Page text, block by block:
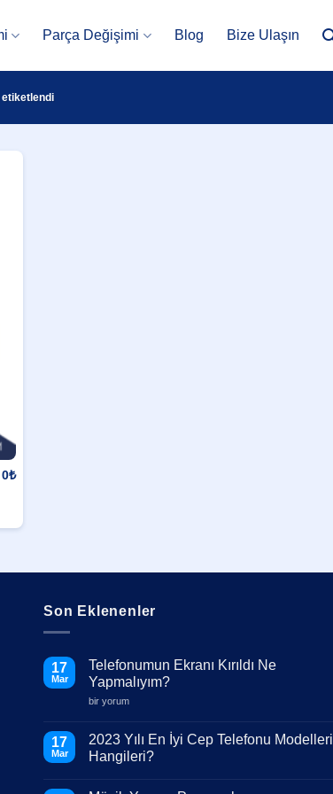
Parça Değişimi Blog Bize Ulaşın
etiketlendi
0₺
Son Eklenenler
17
Mar
Telefonumun Ekranı Kırıldı Ne
Yapmalıyım?
Telefonumun
Ne
Yapmalıyım?
için
bir yorum
17
Mar
2023 Yılı En İyi Cep Telefonu Modelleri
Hangileri?